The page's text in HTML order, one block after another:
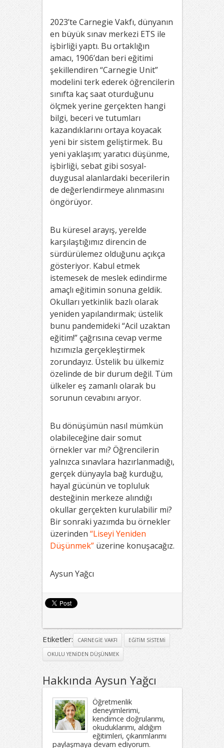
2023’te Carnegie Vakfı, dünyanın
en büyük sınav merkezi ETS ile
işbirliği yaptı. Bu ortaklığın
amacı, 1906’dan beri eğitimi
şekillendiren “Carnegie Unit”
modelini terk ederek öğrencilerin
sınıfta kaç saat oturduğunu
ölçmek yerine gerçekten hangi
bilgi, beceri ve tutumları
kazandıklarını ortaya koyacak
yeni bir sistem geliştirmek. Bu
yeni yaklaşım; yaratıcı düşünme,
işbirliği, sebat gibi sosyal-
duygusal alanlardaki becerilerin
de değerlendirmeye alınmasını
öngörüyor.
Bu küresel arayış, yerelde
karşılaştığımız direncin de
sürdürülemez olduğunu açıkça
gösteriyor. Kabul etmek
istemesek de meslek edindirme
amaçlı eğitimin sonuna geldik.
Okulları yetkinlik bazlı olarak
yeniden yapılandırmak; üstelik
bunu pandemideki “Acil uzaktan
eğitim!” çağrısına cevap verme
hızımızla gerçekleştirmek
zorundayız. Üstelik bu ülkemiz
özelinde de bir durum değil. Tüm
ülkeler eş zamanlı olarak bu
sorunun cevabını arıyor.
Bu dönüşümün nasıl mümkün
olabileceğine dair somut
örnekler var mı? Öğrencilerin
yalnızca sınavlara hazırlanmadığı,
gerçek dünyayla bağ kurduğu,
hayal gücünün ve topluluk
desteğinin merkeze alındığı
okullar gerçekten kurulabilir mi?
Bir sonraki yazımda bu örnekler
üzerinden “Liseyi Yeniden
Düşünmek” üzerine konuşacağız.
Aysun Yağcı
Etiketler: CARNEGIE VAKFI
EĞITIM SISTEMI
OKULU YENIDEN DÜŞÜNMEK
Hakkında Aysun Yağcı
Öğretmenlik
deneyimlerimi,
kendimce doğrularımı,
okuduklarımı, aldığım
eğitimleri, çıkarımlarımı
paylaşmaya devam ediyorum.